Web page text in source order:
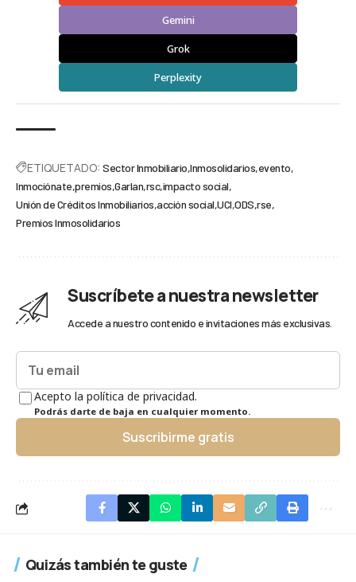
Gemini
Grok
Perplexity
ETIQUETADO: Sector Inmobiliario Inmosolidarios evento
Inmociónate premios Garlan rsc impacto social
Unión de Créditos Inmobiliarios acción social UCI ODS rse
Premios Inmosolidarios
Suscríbete a nuestra newsletter
Accede a nuestro contenido e invitaciones más exclusivas.
Acepto la política de privacidad.
Podrás darte de baja en cualquier momento.
Suscribirme gratis
Quizás también te guste